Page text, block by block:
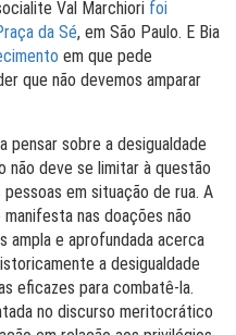
Val Marchiori foi
da Sé, em São Paulo. E Bia
em que pede
que não devemos amparar
pensar sobre a desigualdade
não deve se limitar à questão
em situação de rua. A
nas doações não
ampla e aprofundada acerca
a desigualdade
eficazes para combatê-la.
no discurso meritocrático